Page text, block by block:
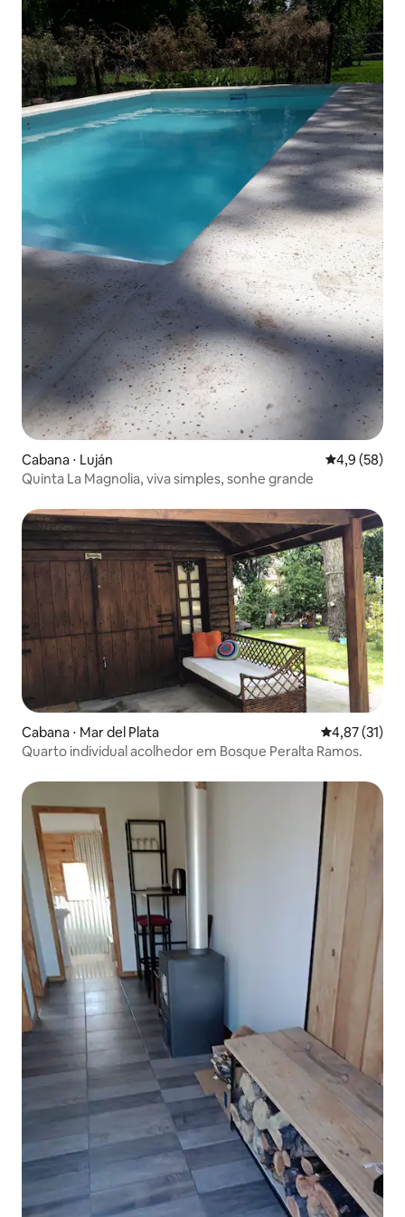
Cabana ⋅ Luján 4,9 de uma
4,9 (58)
Quinta La Magnolia, viva simples, sonhe grande
Cabana ⋅ Mar del Plata 4,87 de uma
4,87 (31)
Quarto individual acolhedor em Bosque Peralta Ramos.